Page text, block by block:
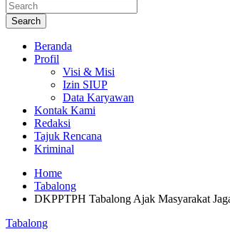
Search
Beranda
Profil
Visi & Misi
Izin SIUP
Data Karyawan
Kontak Kami
Redaksi
Tajuk Rencana
Kriminal
Home
Tabalong
DKPPTPH Tabalong Ajak Masyarakat
Tabalong